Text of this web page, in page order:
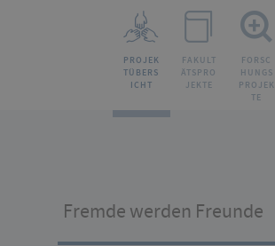
PROJEK
TÜBERS
ICHT
FAKULT
ÄTSPRO
JEKTE
FORSC
HUNGS
PROJEK
TE
Fremde werden Freunde